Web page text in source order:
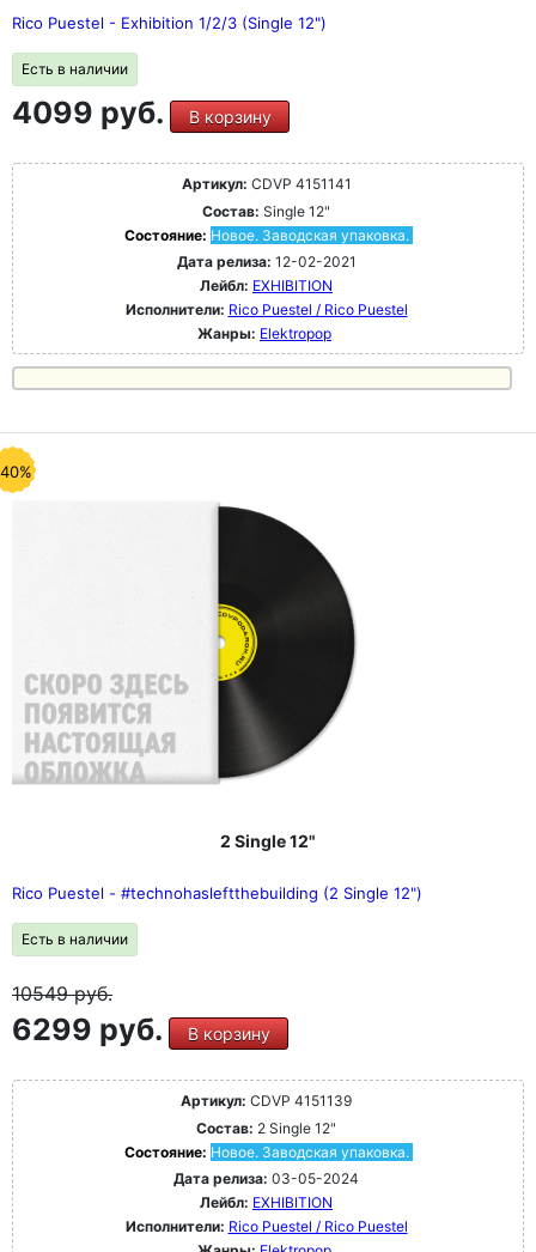
Rico Puestel - Exhibition 1/2/3 (Single 12")
Есть в наличии
4099 руб. В корзину
Артикул: CDVP 4151141
Состав: Single 12"
Состояние: Новое. Заводская упаковка.
Дата релиза: 12-02-2021
Лейбл: EXHIBITION
Исполнители: Rico Puestel / Rico Puestel
Жанры: Elektropop
2 Single 12"
Rico Puestel - #technohasleftthebuilding (2 Single 12")
Есть в наличии
10549руб.
6299 руб. В корзину
Артикул: CDVP 4151139
Состав: 2 Single 12"
Состояние: Новое. Заводская упаковка.
Дата релиза: 03-05-2024
Лейбл: EXHIBITION
Исполнители: Rico Puestel / Rico Puestel